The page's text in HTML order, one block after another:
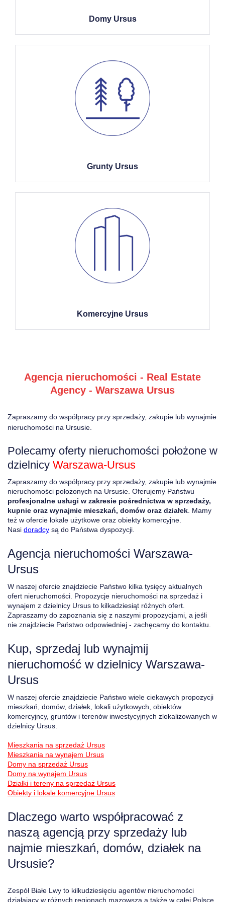
Domy Ursus
Grunty Ursus
Komercyjne Ursus
Agencja nieruchomości - Real Estate
Agency - Warszawa Ursus
Zapraszamy do współpracy przy sprzedaży, zakupie lub wynajmie
nieruchomości na Ursusie.
Polecamy oferty nieruchomości położone w
dzielnicy Warszawa-Ursus
Zapraszamy do współpracy przy sprzedaży, zakupie lub wynajmie
nieruchomości położonych na Ursusie. Oferujemy Państwu
profesjonalne usługi w zakresie pośrednictwa w sprzedaży,
kupnie oraz wynajmie mieszkań, domów oraz działek . Mamy
też w ofercie lokale użytkowe oraz obiekty komercyjne.
Nasi doradcy są do Państwa dyspozycji.
Agencja nieruchomości Warszawa-
Ursus
W naszej ofercie znajdziecie Państwo kilka tysięcy aktualnych
ofert nieruchomości. Propozycje nieruchomości na sprzedaż i
wynajem z dzielnicy Ursus to kilkadziesiąt różnych ofert.
Zapraszamy do zapoznania się z naszymi propozycjami, a jeśli
nie znajdziecie Państwo odpowiedniej - zachęcamy do kontaktu.
Kup, sprzedaj lub wynajmij
nieruchomość w dzielnicy Warszawa-
Ursus
W naszej ofercie znajdziecie Państwo wiele ciekawych propozycji
mieszkań, domów, działek, lokali użytkowych, obiektów
komercyjncy, gruntów i terenów inwestycyjnych zlokalizowanych w
dzielnicy Ursus.
Mieszkania na sprzedaż Ursus
Mieszkania na wynajem Ursus
Domy na sprzedaż Ursus
Domy na wynajem Ursus
Działki i tereny na sprzedaż Ursus
Obiekty i lokale komercyjne Ursus
Dlaczego warto współpracować z
naszą agencją przy sprzedaży lub
najmie mieszkań, domów, działek na
Ursusie?
Zespół Białe Lwy to kilkudziesięciu agentów nieruchomości
działający w różnych regionach mazowsza a także w całej Polsce.